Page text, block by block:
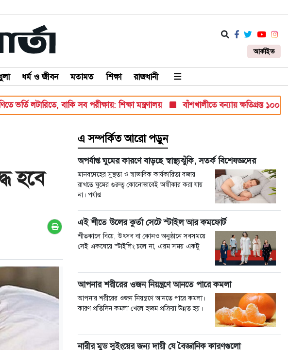
আর্কাইভ
ধর্ম ও জীবন মতামত শিক্ষা রাজধানী
লটারিতে, বাকি সব পরীক্ষায়: শিক্ষা মন্ত্রণালয় বাঁশখালীতে বন্যায় ক্ষতিগ্রস্ত ১০০
হবে
এ সম্পর্কিত আরো পড়ুন
অপর্যাপ্ত ঘুমের কারণে বাড়ছে স্বাস্থ্যঝুঁকি, সতর্ক বিশেষজ্ঞদের
মানবদেহের সুস্থতা ও স্বাভাবিক কার্যকারিতা বজায়
রাখতে ঘুমের গুরুত্ব কোনোভাবেই অস্বীকার করা যায়
না। পর্যাপ্ত
এই শীতে উলের কুর্তা সেটে স্টাইল আর কমফোর্ট
শীতকালে বিয়ে, উৎসব বা কোনও অনুষ্ঠানে সবসময়ে
সেই একঘেয়ে স্টাইলিং চলে না, এরম সময় একটু
আপনার শরীরের ওজন নিয়ন্ত্রণে আনতে পারে কমলা
আপনার শরীরের ওজন নিয়ন্ত্রণে আনতে পারে কমলা।
কারণ প্রতিদিন কমলা খেলে হজম প্রক্রিয়া উন্নত হয়।
নারীর মুড সুইংয়ের জন্য দায়ী যে বৈজ্ঞানিক কারণগুলো